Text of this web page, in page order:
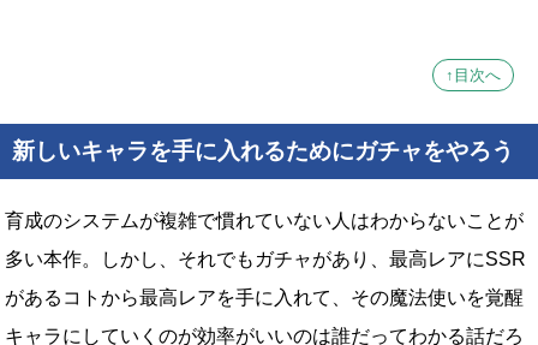
↑目次へ
新しいキャラを手に入れるためにガチャをやろう
育成のシステムが複雑で慣れていない人はわからないことが
多い本作。しかし、それでもガチャがあり、最高レアにSSR
があるコトから最高レアを手に入れて、その魔法使いを覚醒
キャラにしていくのが効率がいいのは誰だってわかる話だろ